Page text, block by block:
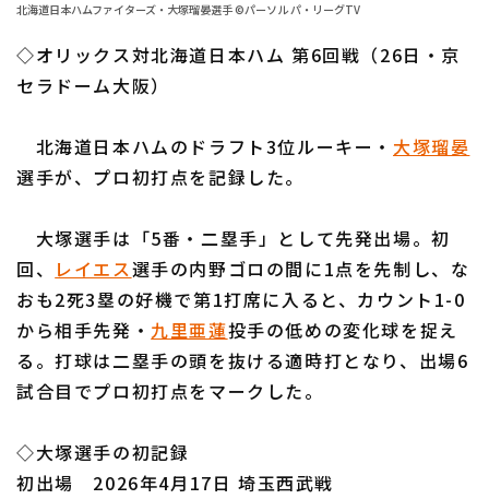
ファーム西地区
選手名鑑トップ
北海道日本ハムファイターズ
東北楽天ゴールデンイーグルス
埼玉西武ライオンズ
オリックス・バファローズ
福岡ソフトバンクホークス
ニュース
設定
北海道日本ハムファイターズ・大塚瑠晏選手 ©パーソル パ・リーグTV
◇オリックス対北海道日本ハム 第6回戦（26日・京
セラドーム大阪）
北海道日本ハムのドラフト3位ルーキー・ 大塚瑠晏
選手が、プロ初打点を記録した。
大塚選手は「5番・二塁手」として先発出場。初
回、 レイエス選手の内野ゴロの間に1点を先制し、な
おも2死3塁の好機で第1打席に入ると、カウント1-0
から相手先発・ 九里亜蓮投手の低めの変化球を捉え
る。打球は二塁手の頭を抜ける適時打となり、出場6
試合目でプロ初打点をマークした。
◇大塚選手の初記録
初出場 2026年4月17日 埼玉西武戦